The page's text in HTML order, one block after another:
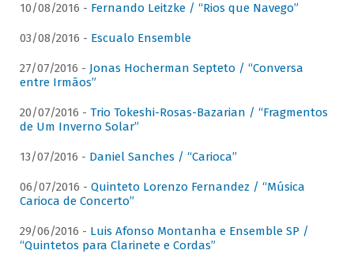
10/08/2016 - Fernando Leitzke / “Rios que Navego”
03/08/2016 - Escualo Ensemble
27/07/2016 - Jonas Hocherman Septeto / “Conversa
entre Irmãos”
20/07/2016 - Trio Tokeshi-Rosas-Bazarian / “Fragmentos
de Um Inverno Solar”
13/07/2016 - Daniel Sanches / “Carioca”
06/07/2016 - Quinteto Lorenzo Fernandez / “Música
Carioca de Concerto”
29/06/2016 - Luis Afonso Montanha e Ensemble SP /
“Quintetos para Clarinete e Cordas”